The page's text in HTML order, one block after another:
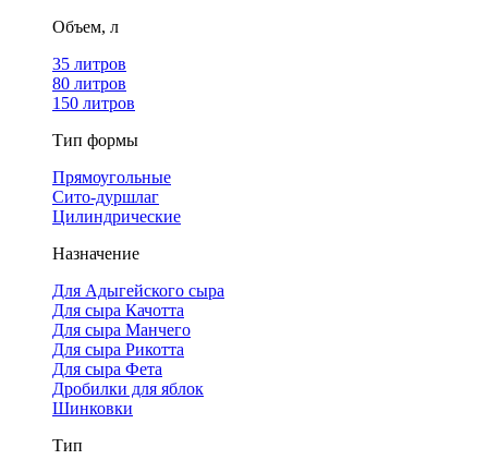
Объем, л
35 литров
80 литров
150 литров
Тип формы
Прямоугольные
Сито-дуршлаг
Цилиндрические
Назначение
Для Адыгейского сыра
Для сыра Качотта
Для сыра Манчего
Для сыра Рикотта
Для сыра Фета
Дробилки для яблок
Шинковки
Тип